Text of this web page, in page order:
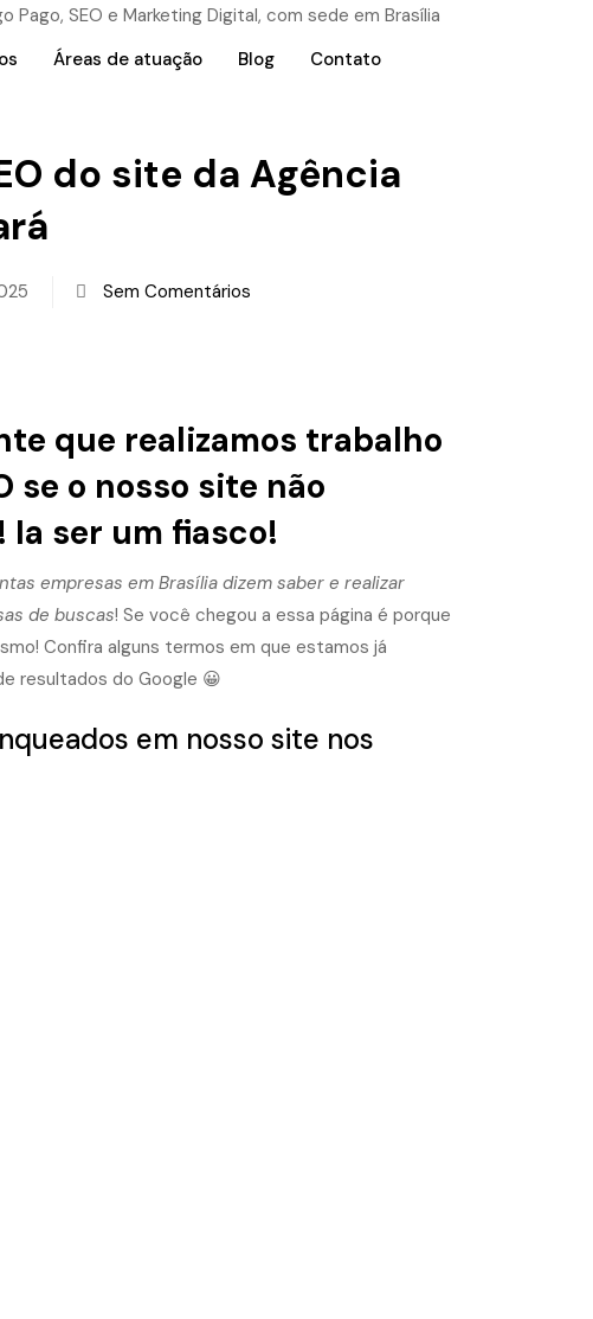
Áreas de atuação Blog Contato
do site da Agência
Sem Comentários
que realizamos trabalho
se o nosso site não
ser um fiasco!
empresas em Brasília dizem saber e realizar
de buscas! Se você chegou a essa página é porque
Confira alguns termos em que estamos já
resultados do Google 😀
em nosso site nos